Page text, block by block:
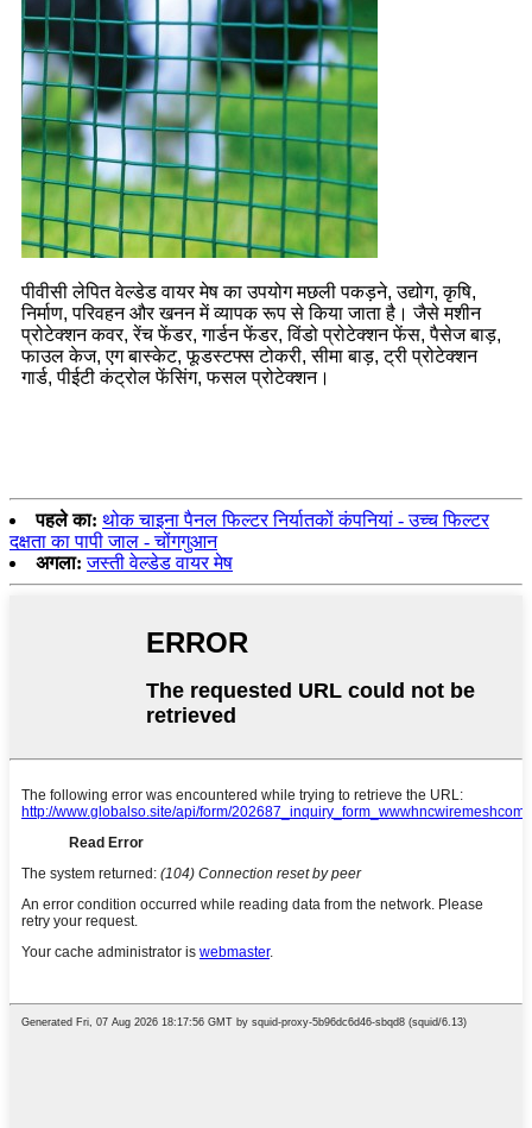
पीवीसी लेपित वेल्डेड वायर मेष का उपयोग मछली पकड़ने, उद्योग, कृषि,
निर्माण, परिवहन और खनन में व्यापक रूप से किया जाता है। जैसे मशीन
प्रोटेक्शन कवर, रेंच फेंडर, गार्डन फेंडर, विंडो प्रोटेक्शन फेंस, पैसेज बाड़,
फाउल केज, एग बास्केट, फूडस्टफ्स टोकरी, सीमा बाड़, ट्री प्रोटेक्शन
गार्ड, पीईटी कंट्रोल फेंसिंग, फसल प्रोटेक्शन।
पहले का: थोक चाइना पैनल फिल्टर निर्यातकों कंपनियां - उच्च फिल्टर
दक्षता का पापी जाल - चोंगगुआन
अगला: जस्ती वेल्डेड वायर मेष